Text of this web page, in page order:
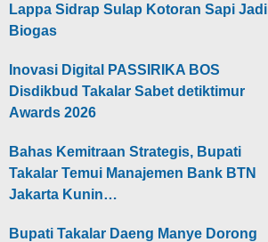
Lappa Sidrap Sulap Kotoran Sapi Jadi
Biogas
Inovasi Digital PASSIRIKA BOS
Disdikbud Takalar Sabet detiktimur
Awards 2026
Bahas Kemitraan Strategis, Bupati
Takalar Temui Manajemen Bank BTN
Jakarta Kunin…
Bupati Takalar Daeng Manye Dorong